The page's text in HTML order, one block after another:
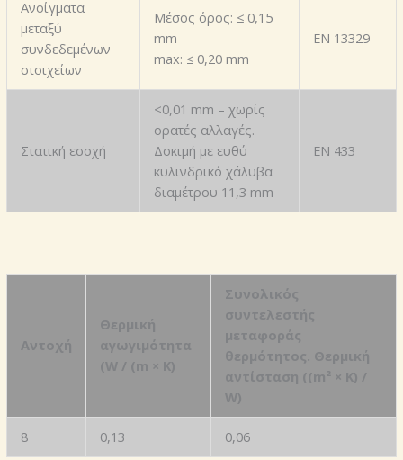
Ανοίγματα
μεταξύ
συνδεδεμένων
στοιχείων
Μέσος όρος: ≤ 0,15
mm
max: ≤ 0,20 mm
EN 13329
Στατική εσοχή
<0,01 mm – χωρίς
ορατές αλλαγές.
Δοκιμή με ευθύ
κυλινδρικό χάλυβα
διαμέτρου 11,3 mm
EN 433
Αντοχή
Θερμική
αγωγιμότητα
(W / (m × K)
Συνολικός
συντελεστής
μεταφοράς
θερμότητος. Θερμική
αντίσταση ((m² × K) /
W)
8 0,13 0,06